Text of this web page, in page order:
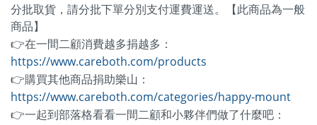
分批取貨，請分批下單分別支付運費運送。【此商品為一般
商品】
👉在一間二顧消費越多捐越多：
https://www.careboth.com/products
👉購買其他商品捐助樂山：
https://www.careboth.com/categories/happy-mount
👉一起到部落格看看一間二顧和小夥伴們做了什麼吧：